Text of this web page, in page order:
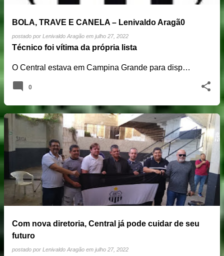
BOLA, TRAVE E CANELA – Lenivaldo Aragã0
postado por Lenivaldo Aragão em julho 27, 2022
Técnico foi vítima da própria lista
O Central estava em Campina Grande para disp…
0
Com nova diretoria, Central já pode cuidar de seu
futuro
postado por Lenivaldo Aragão em julho 27, 2022